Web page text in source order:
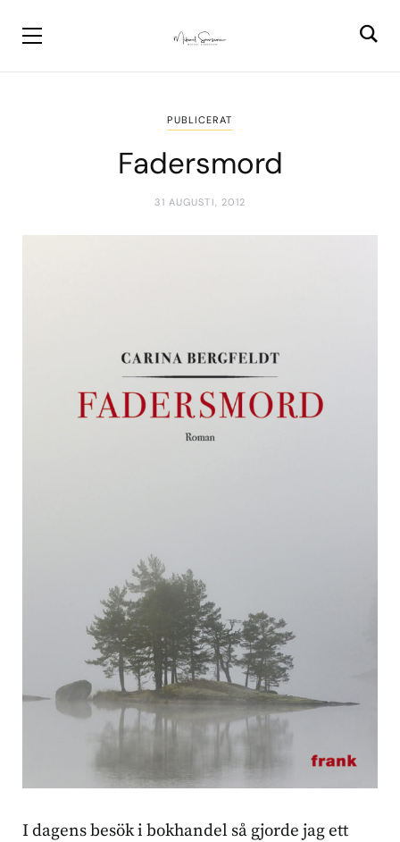
PUBLICERAT
Fadersmord
31 AUGUSTI, 2012
I dagens besök i bokhandel så gjorde jag ett